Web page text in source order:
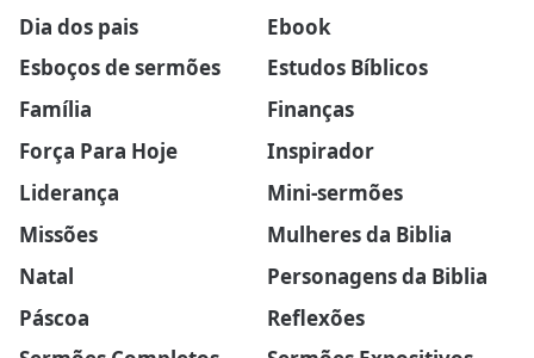
Dia dos pais
Ebook
Esboços de sermões
Estudos Bíblicos
Família
Finanças
Força Para Hoje
Inspirador
Liderança
Mini-sermões
Missões
Mulheres da Biblia
Natal
Personagens da Biblia
Páscoa
Reflexões